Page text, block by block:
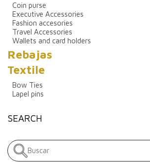
Coin purse
Executive Accessories
Fashion accesories
Travel Accessories
Wallets and card holders
Rebajas
Textile
Bow Ties
Lapel pins
SEARCH